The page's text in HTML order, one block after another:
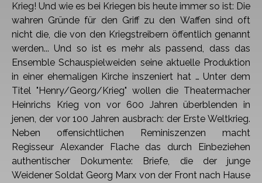
Krieg! Und wie es bei Kriegen bis heute immer so ist: Die
wahren Gründe für den Griff zu den Waffen sind oft
nicht die, die von den Kriegstreibern öffentlich genannt
werden... Und so ist es mehr als passend, dass das
Ensemble Schauspielweiden seine aktuelle Produktion
in einer ehemaligen Kirche inszeniert hat … Unter dem
Titel "Henry/Georg/Krieg" wollen die Theatermacher
Heinrichs Krieg von vor 600 Jahren überblenden in
jenen, der vor 100 Jahren ausbrach: der Erste Weltkrieg.
Neben offensichtlichen Reminiszenzen
macht
Regisseur Alexander Flache das durch Einbeziehen
authentischer Dokumente: Briefe, die der junge
Weidener Soldat Georg Marx von der Front nach Hause